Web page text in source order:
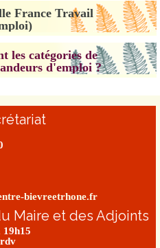
France Travail
les catégories de
d'emploi ?
bievreetrhone.fr
Maire et des Adjoints
19h15